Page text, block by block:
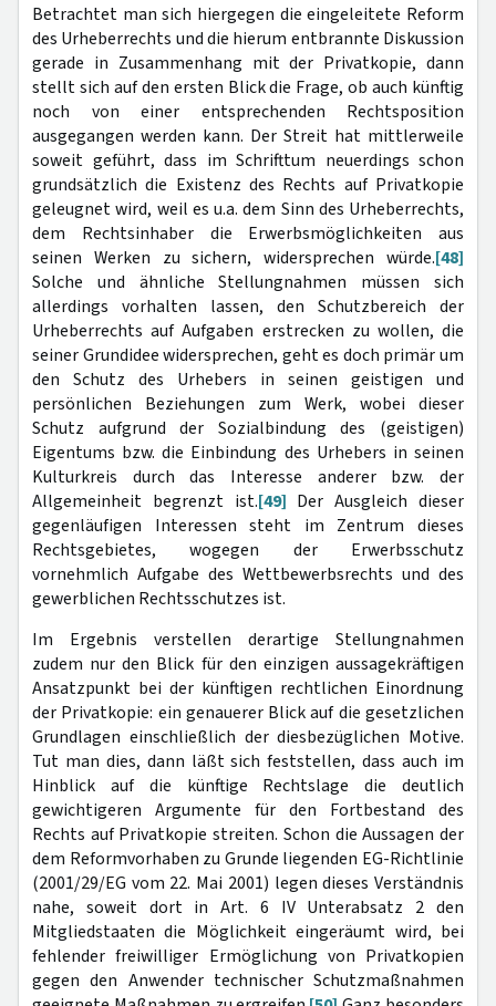
Betrachtet man sich hiergegen die eingeleitete Reform
des Urheberrechts und die hierum entbrannte Diskussion
gerade in Zusammenhang mit der Privatkopie, dann
stellt sich auf den ersten Blick die Frage, ob auch künftig
noch von einer entsprechenden Rechtsposition
ausgegangen werden kann. Der Streit hat mittlerweile
soweit geführt, dass im Schrifttum neuerdings schon
grundsätzlich die Existenz des Rechts auf Privatkopie
geleugnet wird, weil es u.a. dem Sinn des Urheberrechts,
dem Rechtsinhaber die Erwerbsmöglichkeiten aus
seinen Werken zu sichern, widersprechen würde.[48]
Solche und ähnliche Stellungnahmen müssen sich
allerdings vorhalten lassen, den Schutzbereich der
Urheberrechts auf Aufgaben erstrecken zu wollen, die
seiner Grundidee widersprechen, geht es doch primär um
den Schutz des Urhebers in seinen geistigen und
persönlichen Beziehungen zum Werk, wobei dieser
Schutz aufgrund der Sozialbindung des (geistigen)
Eigentums bzw. die Einbindung des Urhebers in seinen
Kulturkreis durch das Interesse anderer bzw. der
Allgemeinheit begrenzt ist.[49] Der Ausgleich dieser
gegenläufigen Interessen steht im Zentrum dieses
Rechtsgebietes, wogegen der Erwerbsschutz
vornehmlich Aufgabe des Wettbewerbsrechts und des
gewerblichen Rechtsschutzes ist.
Im Ergebnis verstellen derartige Stellungnahmen
zudem nur den Blick für den einzigen aussagekräftigen
Ansatzpunkt bei der künftigen rechtlichen Einordnung
der Privatkopie: ein genauerer Blick auf die gesetzlichen
Grundlagen einschließlich der diesbezüglichen Motive.
Tut man dies, dann läßt sich feststellen, dass auch im
Hinblick auf die künftige Rechtslage die deutlich
gewichtigeren Argumente für den Fortbestand des
Rechts auf Privatkopie streiten. Schon die Aussagen der
dem Reformvorhaben zu Grunde liegenden EG-Richtlinie
(2001/29/EG vom 22. Mai 2001) legen dieses Verständnis
nahe, soweit dort in Art. 6 IV Unterabsatz 2 den
Mitgliedstaaten die Möglichkeit eingeräumt wird, bei
fehlender freiwilliger Ermöglichung von Privatkopien
gegen den Anwender technischer Schutzmaßnahmen